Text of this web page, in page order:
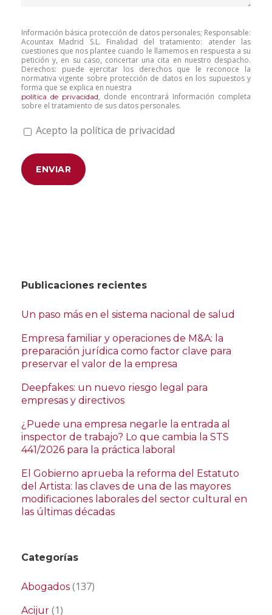
Información básica protección de datos personales; Responsable:
Acountax Madrid S.L. Finalidad del tratamiento: atender las
cuestiones que nos plantee cuando le llamemos en respuesta a su
petición y, en su caso, concertar una cita en nuestro despacho.
Derechos: puede ejercitar los derechos que le reconoce la
normativa vigente sobre protección de datos en los supuestos y
forma que se explica en nuestra
política de privacidad, donde encontrará Información completa
sobre el tratamiento de sus datos personales.
Acepto la política de privacidad
Publicaciones recientes
Un paso más en el sistema nacional de salud
Empresa familiar y operaciones de M&A: la
preparación jurídica como factor clave para
preservar el valor de la empresa
Deepfakes: un nuevo riesgo legal para
empresas y directivos
¿Puede una empresa negarle la entrada al
inspector de trabajo? Lo que cambia la STS
441/2026 para la práctica laboral
El Gobierno aprueba la reforma del Estatuto
del Artista: las claves de una de las mayores
modificaciones laborales del sector cultural en
las últimas décadas
Categorías
Abogados (137)
Acijur (1)